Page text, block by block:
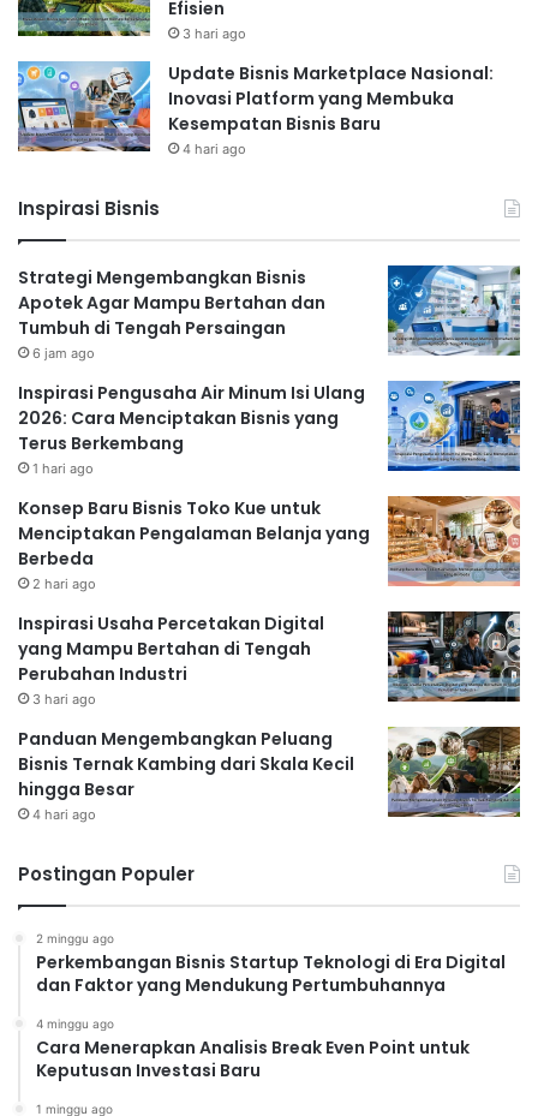
Efisien
3 hari ago
Update Bisnis Marketplace Nasional:
Inovasi Platform yang Membuka
Kesempatan Bisnis Baru
4 hari ago
Inspirasi Bisnis
Strategi Mengembangkan Bisnis
Apotek Agar Mampu Bertahan dan
Tumbuh di Tengah Persaingan
6 jam ago
Inspirasi Pengusaha Air Minum Isi Ulang
2026: Cara Menciptakan Bisnis yang
Terus Berkembang
1 hari ago
Konsep Baru Bisnis Toko Kue untuk
Menciptakan Pengalaman Belanja yang
Berbeda
2 hari ago
Inspirasi Usaha Percetakan Digital
yang Mampu Bertahan di Tengah
Perubahan Industri
3 hari ago
Panduan Mengembangkan Peluang
Bisnis Ternak Kambing dari Skala Kecil
hingga Besar
4 hari ago
Postingan Populer
2 minggu ago
Perkembangan Bisnis Startup Teknologi di Era Digital
dan Faktor yang Mendukung Pertumbuhannya
4 minggu ago
Cara Menerapkan Analisis Break Even Point untuk
Keputusan Investasi Baru
1 minggu ago